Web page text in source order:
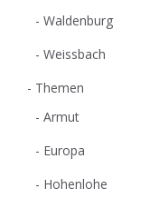
Waldenburg
Weissbach
Themen
Armut
Europa
Hohenlohe